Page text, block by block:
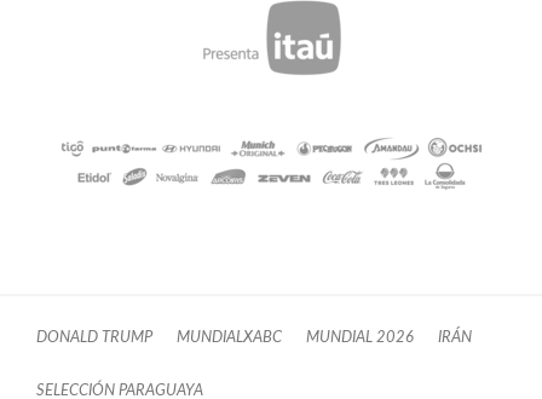
DONALD TRUMP MUNDIALXABC MUNDIAL 2026 IRÁN
SELECCIÓN PARAGUAYA